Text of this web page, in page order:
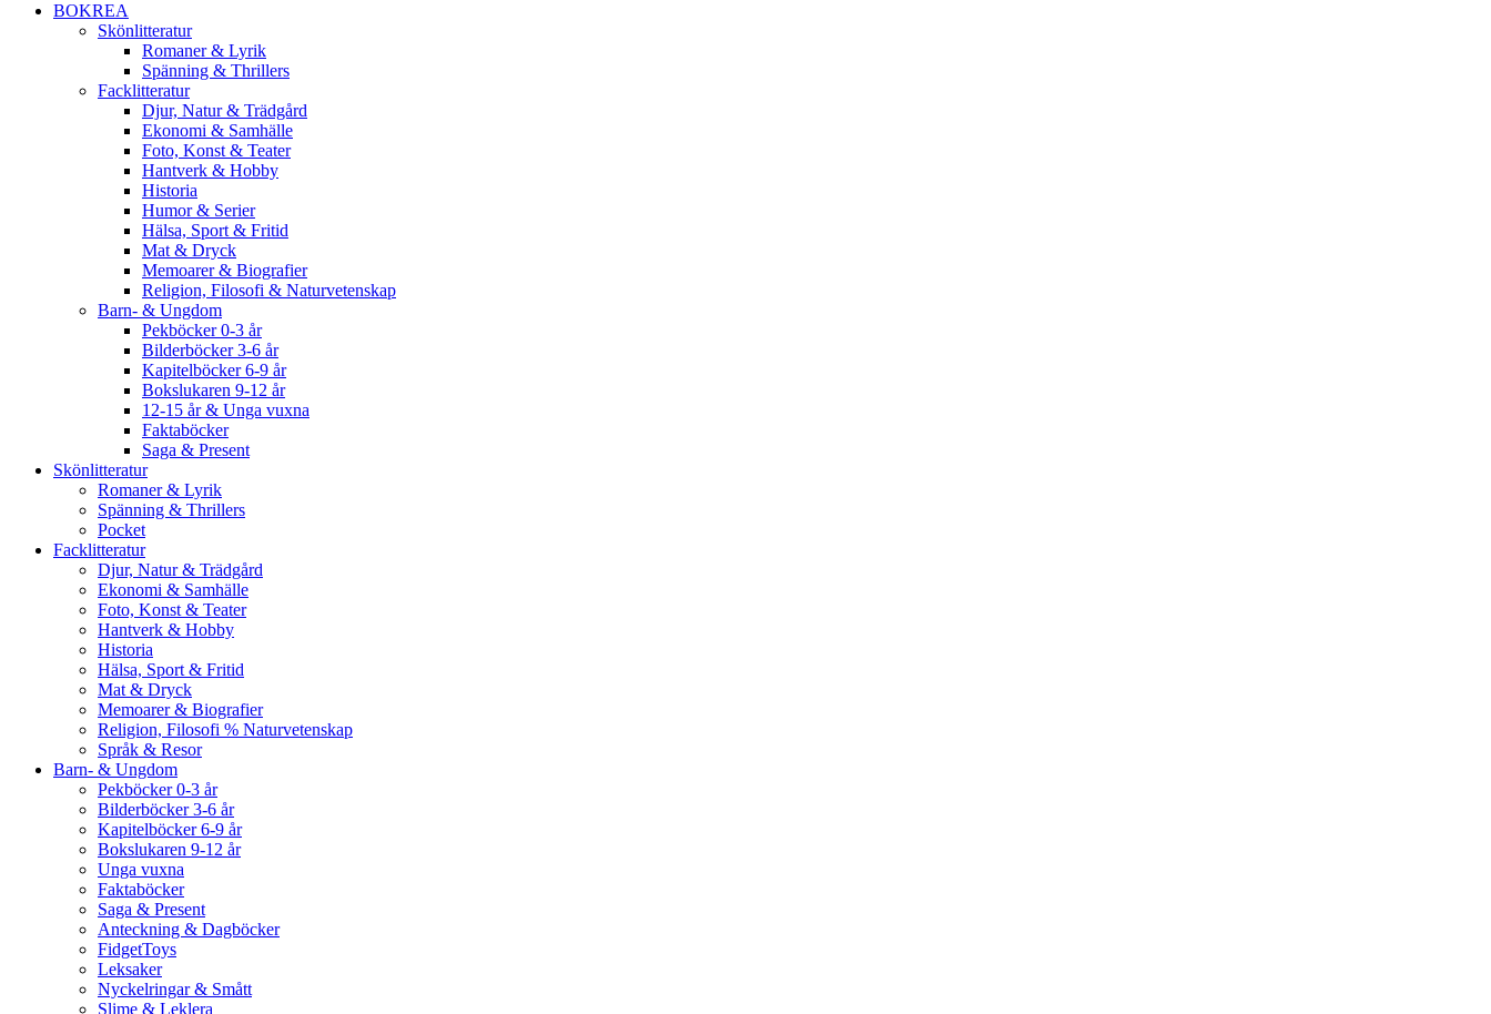
BOKREA
Skönlitteratur
Romaner & Lyrik
Spänning & Thrillers
Facklitteratur
Djur, Natur & Trädgård
Ekonomi & Samhälle
Foto, Konst & Teater
Hantverk & Hobby
Historia
Humor & Serier
Hälsa, Sport & Fritid
Mat & Dryck
Memoarer & Biografier
Religion, Filosofi & Naturvetenskap
Barn- & Ungdom
Pekböcker 0-3 år
Bilderböcker 3-6 år
Kapitelböcker 6-9 år
Bokslukaren 9-12 år
12-15 år & Unga vuxna
Faktaböcker
Saga & Present
Skönlitteratur
Romaner & Lyrik
Spänning & Thrillers
Pocket
Facklitteratur
Djur, Natur & Trädgård
Ekonomi & Samhälle
Foto, Konst & Teater
Hantverk & Hobby
Historia
Hälsa, Sport & Fritid
Mat & Dryck
Memoarer & Biografier
Religion, Filosofi % Naturvetenskap
Språk & Resor
Barn- & Ungdom
Pekböcker 0-3 år
Bilderböcker 3-6 år
Kapitelböcker 6-9 år
Bokslukaren 9-12 år
Unga vuxna
Faktaböcker
Saga & Present
Anteckning & Dagböcker
FidgetToys
Leksaker
Nyckelringar & Smått
Slime & Leklera